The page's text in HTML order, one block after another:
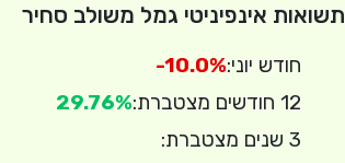
תשואות אינפיניטי גמל משולב סחיר
חודש יוני:-10.0%
12 חודשים מצטברת:
29.76%
3 שנים מצטברת: